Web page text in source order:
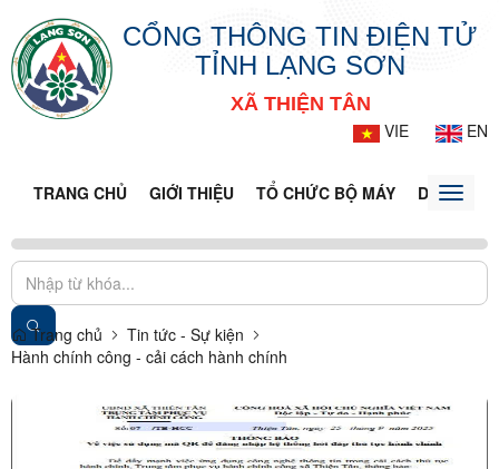
CỔNG THÔNG TIN ĐIỆN TỬ
TỈNH LẠNG SƠN
XÃ THIỆN TÂN
VIE
EN
TRANG CHỦ GIỚI THIỆU TỔ CHỨC BỘ MÁY DOANH
Toggle
Trang chủ
Tin tức - Sự kiện
Hành chính công - cải cách hành chính